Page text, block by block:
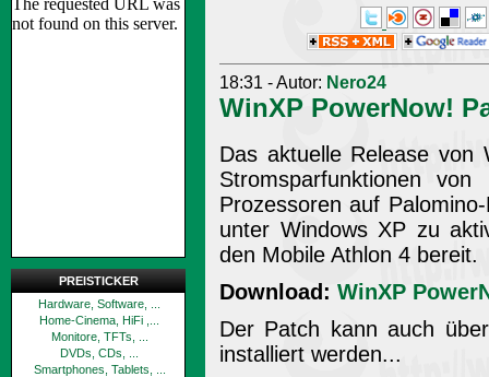
PREISTICKER
Hardware, Software, ...
Home-Cinema, HiFi ,...
Monitore, TFTs, ...
DVDs, CDs, ...
Smartphones, Tablets, ...
18:31 - Autor: Nero24
WinXP PowerNow!
Das aktuelle Release
Stromsparfunktionen
Prozessoren auf
unter Windows XP zu
den Mobile Athlon 4 bereit.
Download: WinXP
Der Patch kann auch
installiert werden...